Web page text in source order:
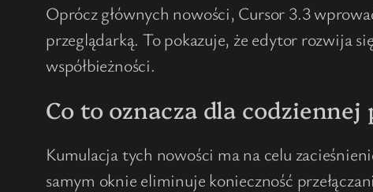
Oprócz głównych nowości, Cursor 3.3
przeglądarką. To pokazuje, że edytor rozwija
współbieżności.
Co to oznacza dla
Kumulacja tych nowości ma na celu
samym oknie eliminuje konieczność